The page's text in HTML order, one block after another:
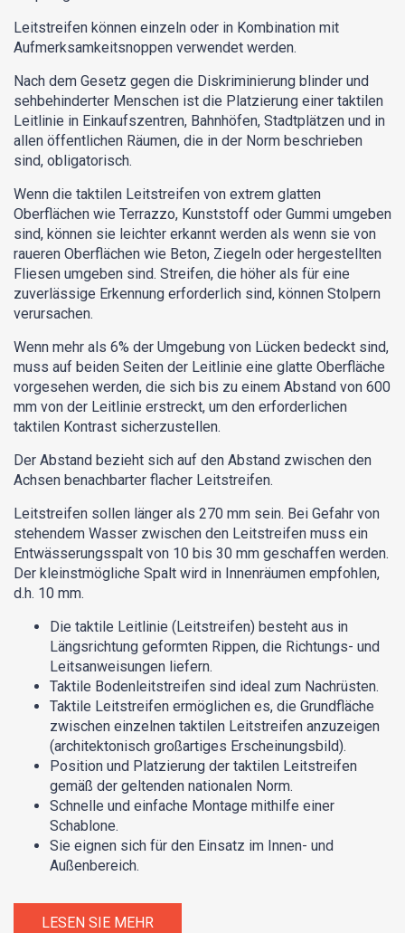
Leitstreifen können einzeln oder in Kombination mit
Aufmerksamkeitsnoppen verwendet werden.
Nach dem Gesetz gegen die Diskriminierung blinder und
sehbehinderter Menschen ist die Platzierung einer taktilen
Leitlinie in Einkaufszentren, Bahnhöfen, Stadtplätzen und in
allen öffentlichen Räumen, die in der Norm beschrieben
sind, obligatorisch.
Wenn die taktilen Leitstreifen von extrem glatten
Oberflächen wie Terrazzo, Kunststoff oder Gummi umgeben
sind, können sie leichter erkannt werden als wenn sie von
raueren Oberflächen wie Beton, Ziegeln oder hergestellten
Fliesen umgeben sind. Streifen, die höher als für eine
zuverlässige Erkennung erforderlich sind, können Stolpern
verursachen.
Wenn mehr als 6% der Umgebung von Lücken bedeckt sind,
muss auf beiden Seiten der Leitlinie eine glatte Oberfläche
vorgesehen werden, die sich bis zu einem Abstand von 600
mm von der Leitlinie erstreckt, um den erforderlichen
taktilen Kontrast sicherzustellen.
Der Abstand bezieht sich auf den Abstand zwischen den
Achsen benachbarter flacher Leitstreifen.
Leitstreifen sollen länger als 270 mm sein. Bei Gefahr von
stehendem Wasser zwischen den Leitstreifen muss ein
Entwässerungsspalt von 10 bis 30 mm geschaffen werden.
Der kleinstmögliche Spalt wird in Innenräumen empfohlen,
d.h. 10 mm.
Die taktile Leitlinie (Leitstreifen) besteht aus in
Längsrichtung geformten Rippen, die Richtungs- und
Leitsanweisungen liefern.
Taktile Bodenleitstreifen sind ideal zum Nachrüsten.
Taktile Leitstreifen ermöglichen es, die Grundfläche
zwischen einzelnen taktilen Leitstreifen anzuzeigen
(architektonisch großartiges Erscheinungsbild).
Position und Platzierung der taktilen Leitstreifen
gemäß der geltenden nationalen Norm.
Schnelle und einfache Montage mithilfe einer
Schablone.
Sie eignen sich für den Einsatz im Innen- und
Außenbereich.
LESEN SIE MEHR